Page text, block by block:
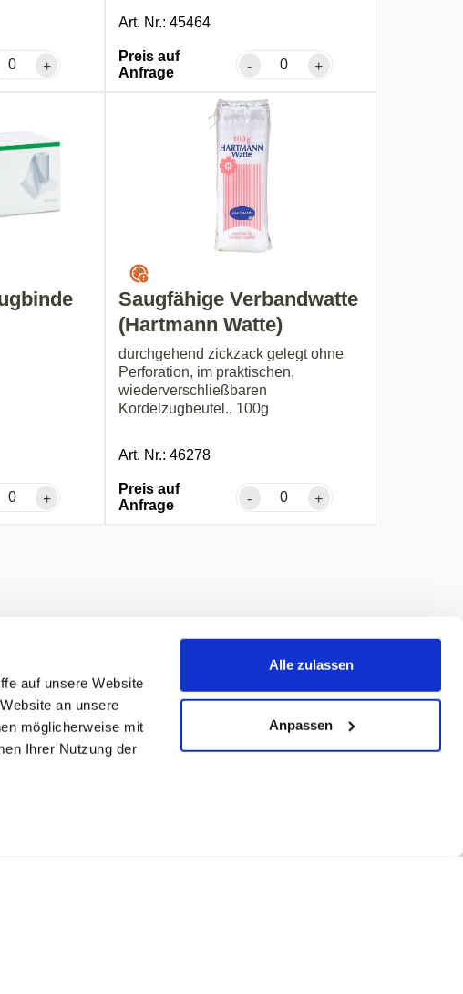
auf unsere Website
an unsere
möglicherweise mit
Ihrer Nutzung der
Alle zulassen
Anpassen
+
Art. Nr.: 45464
Preis auf
Anfrage
- +
+
Saugfähige Verbandwatte
(Hartmann Watte)
durchgehend zickzack gelegt ohne
Perforation, im praktischen,
wiederverschließbaren
Kordelzugbeutel., 100g
Art. Nr.: 46278
Preis auf
Anfrage
- +